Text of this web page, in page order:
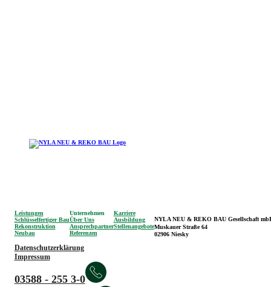
Leistungen
Schlüsselfertiger Bau
Rekonstruktion
Neubau
Unternehmen
Über Uns
Ansprechpartner
Referenzen
Karriere
Ausbildung
Stellenangebote
NYLA NEU & REKO BAU Gesellschaft
Muskauer Straße 64
02906 Niesky
Datenschutzerklärung
Impressum
03588 - 255 3-0